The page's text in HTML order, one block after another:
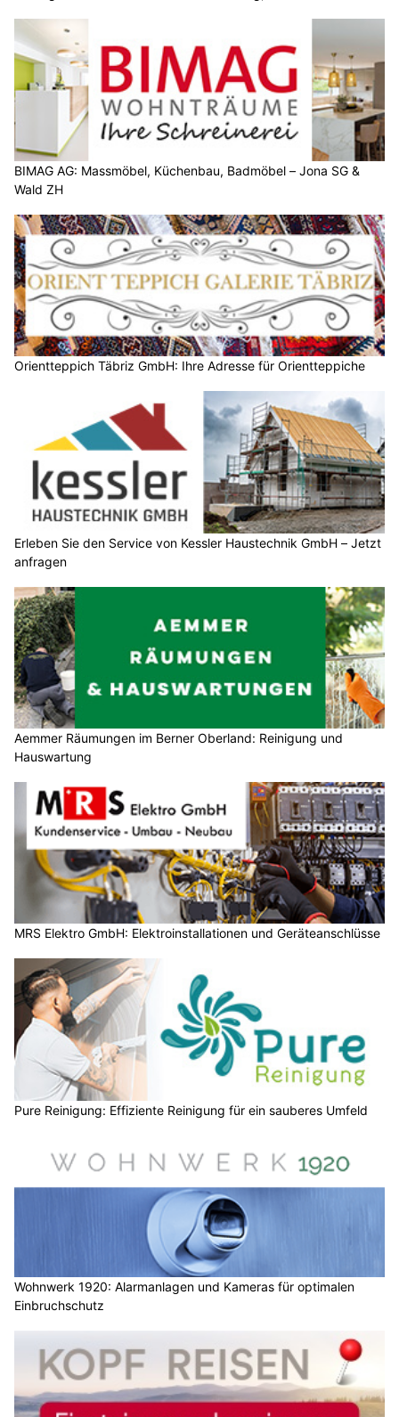
BIMAG AG: Massmöbel, Küchenbau, Badmöbel – Jona SG &
Wald ZH
Orientteppich Täbriz GmbH: Ihre Adresse für Orientteppiche
Erleben Sie den Service von Kessler Haustechnik GmbH – Jetzt
anfragen
Aemmer Räumungen im Berner Oberland: Reinigung und
Hauswartung
MRS Elektro GmbH: Elektroinstallationen und Geräteanschlüsse
Pure Reinigung: Effiziente Reinigung für ein sauberes Umfeld
Wohnwerk 1920: Alarmanlagen und Kameras für optimalen
Einbruchschutz